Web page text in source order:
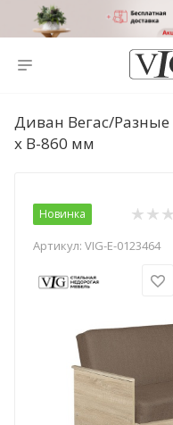
Диван Вегас/
х В-860 мм
Новинка
Артикул: VIG-E-0123464